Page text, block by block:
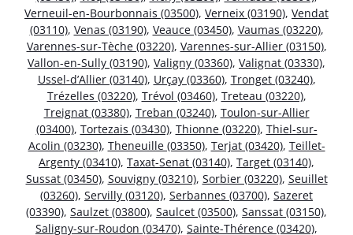
Verneuil-en-Bourbonnais (03500), Verneix (03190), Vendat
(03110), Venas (03190), Veauce (03450), Vaumas (03220),
Varennes-sur-Tèche (03220), Varennes-sur-Allier (03150),
Vallon-en-Sully (03190), Valigny (03360), Valignat (03330),
Ussel-d’Allier (03140), Urçay (03360), Tronget (03240),
Trézelles (03220), Trévol (03460), Treteau (03220),
Treignat (03380), Treban (03240), Toulon-sur-Allier
(03400), Tortezais (03430), Thionne (03220), Thiel-sur-
Acolin (03230), Theneuille (03350), Terjat (03420), Teillet-
Argenty (03410), Taxat-Senat (03140), Target (03140),
Sussat (03450), Souvigny (03210), Sorbier (03220), Seuillet
(03260), Servilly (03120), Serbannes (03700), Sazeret
(03390), Saulzet (03800), Saulcet (03500), Sanssat (03150),
Saligny-sur-Roudon (03470), Sainte-Thérence (03420),